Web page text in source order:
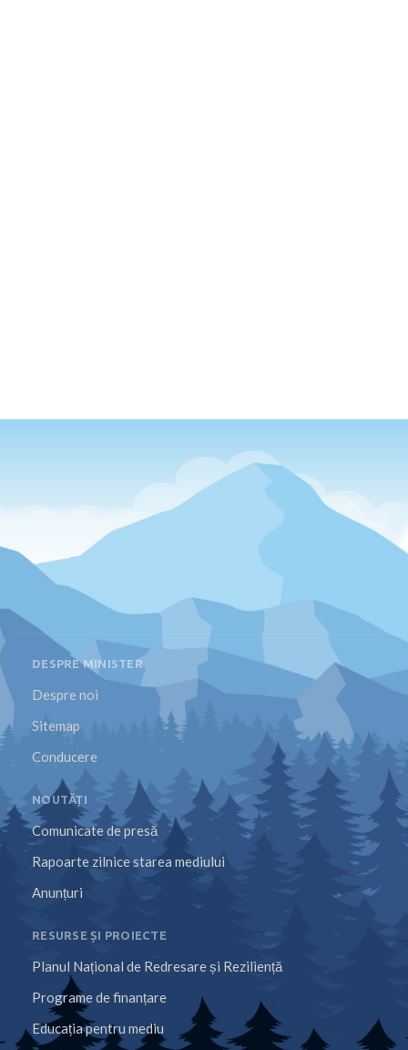
DESPRE MINISTER
Despre noi
Sitemap
Conducere
NOUTĂȚI
Comunicate de presă
Rapoarte zilnice starea mediului
Anunțuri
RESURSE ȘI PROIECTE
Planul Național de Redresare și Reziliență
Programe de finanțare
Educația pentru mediu